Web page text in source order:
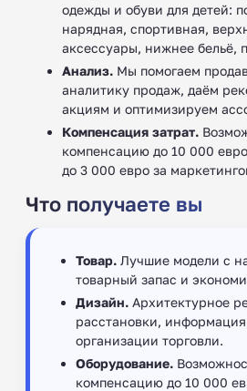
одежды и обуви для детей:
нарядная, спортивная,
аксессуары, нижнее бельё,
Анализ. Мы помогаем
аналитику продаж, даём
акциям и оптимизируем
Компенсация затрат.
компенсацию до 10 000
до 3 000 евро за
Что получаете вы
Товар. Лучшие модели с
товарный запас и
Дизайн. Архитектурное
расстановки,
организации торговли.
Оборудование.
компенсацию до 10 000